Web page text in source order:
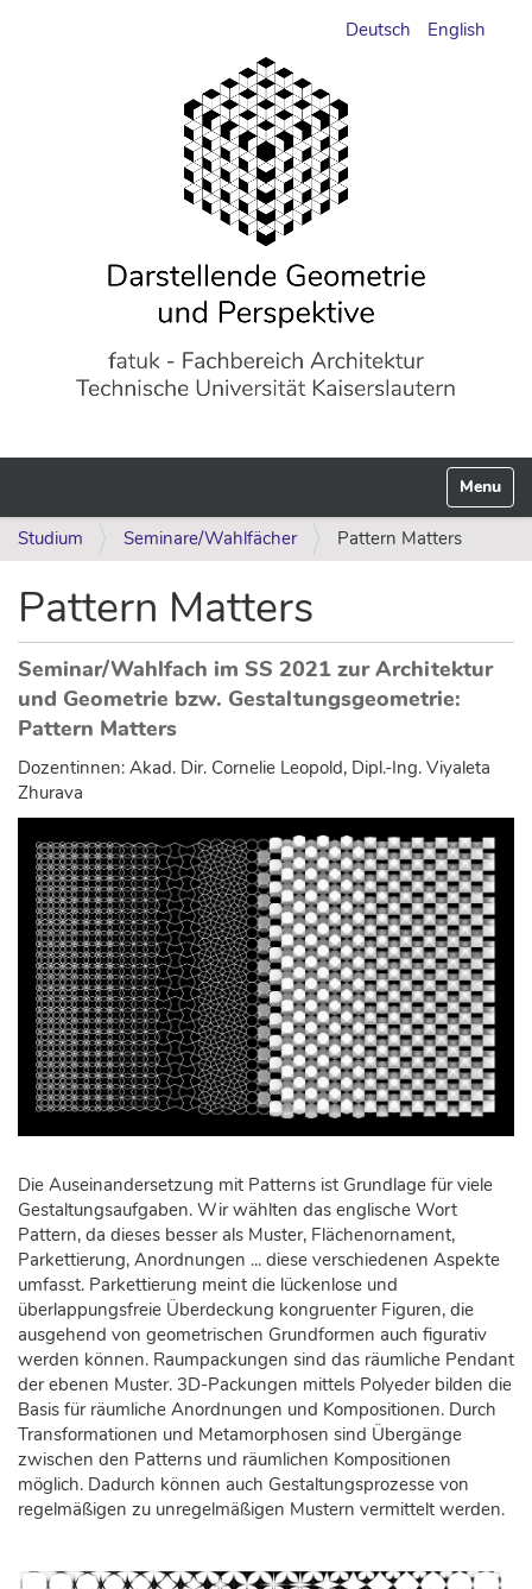
Deutsch English
Studium Seminare/Wahlfächer Pattern Matters
Pattern Matters
Seminar/Wahlfach im SS 2021 zur Architektur
und Geometrie bzw. Gestaltungsgeometrie:
Pattern Matters
Dozentinnen: Akad. Dir. Cornelie Leopold, Dipl.-Ing. Viyaleta
Zhurava
Die Auseinandersetzung mit Patterns ist Grundlage für viele
Gestaltungsaufgaben. Wir wählten das englische Wort
Pattern, da dieses besser als Muster, Flächenornament,
Parkettierung, Anordnungen ... diese verschiedenen Aspekte
umfasst. Parkettierung meint die lückenlose und
überlappungsfreie Überdeckung kongruenter Figuren, die
ausgehend von geometrischen Grundformen auch figurativ
werden können. Raumpackungen sind das räumliche Pendant
der ebenen Muster. 3D-Packungen mittels Polyeder bilden die
Basis für räumliche Anordnungen und Kompositionen. Durch
Transformationen und Metamorphosen sind Übergänge
zwischen den Patterns und räumlichen Kompositionen
möglich. Dadurch können auch Gestaltungsprozesse von
regelmäßigen zu unregelmäßigen Mustern vermittelt werden.